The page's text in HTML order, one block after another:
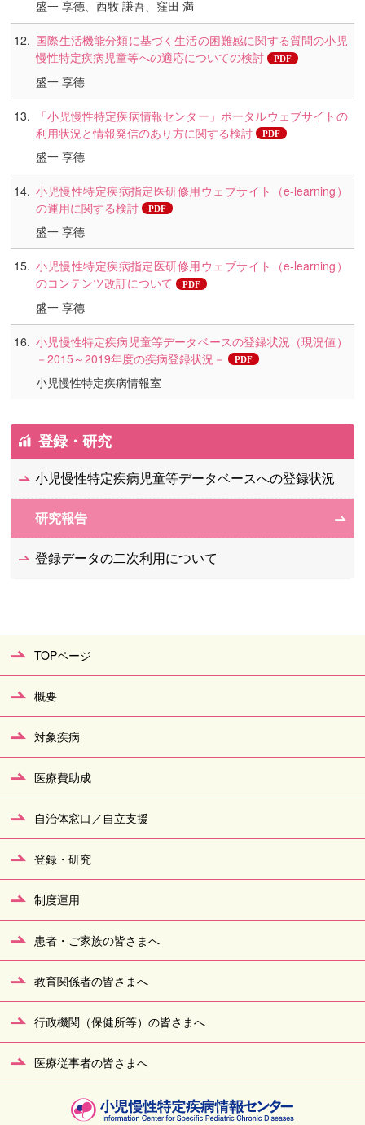
盛一 享德、西牧 謙吾、窪田 満
国際生活機能分類に基づく生活の困難感に関する質問の小児
慢性特定疾病児童等への適応についての検討
盛一 享德
「小児慢性特定疾病情報センター」ポータルウェブサイトの
利用状況と情報発信のあり方に関する検討
盛一 享德
小児慢性特定疾病指定医研修用ウェブサイト（e-learning）
の運用に関する検討
盛一 享德
小児慢性特定疾病指定医研修用ウェブサイト（e-learning）
のコンテンツ改訂について
盛一 享德
小児慢性特定疾病児童等データベースの登録状況（現況値）
－2015～2019年度の疾病登録状況－
小児慢性特定疾病情報室
登録・研究
小児慢性特定疾病児童等データベースへの登録状況
研究報告
登録データの二次利用について
TOPページ
概要
対象疾病
医療費助成
自治体窓口／自立支援
登録・研究
制度運用
患者・ご家族の皆さまへ
教育関係者の皆さまへ
行政機関（保健所等）の皆さまへ
医療従事者の皆さまへ